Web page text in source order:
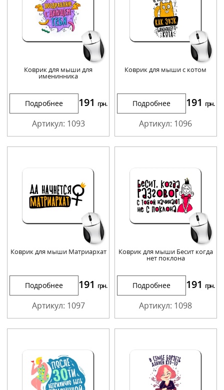
Коврик для мыши для
именинника
Подробнее 191 грн.
Артикул: 1093
Коврик для мыши с котом
Подробнее 191 грн.
Артикул: 1096
Коврик для мыши Матриархат
Подробнее 191 грн.
Артикул: 1097
Коврик для мыши Бесит когда
нет поклона
Подробнее 191 грн.
Артикул: 1098